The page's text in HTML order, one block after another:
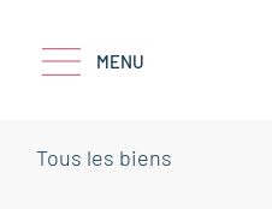
MENU
Tous les biens